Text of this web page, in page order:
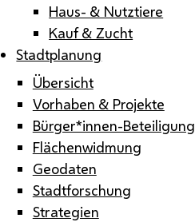
Haus- & Nutztiere
Kauf & Zucht
Stadtplanung
Übersicht
Vorhaben & Projekte
Bürger*innen-Beteiligung
Flächenwidmung
Geodaten
Stadtforschung
Strategien